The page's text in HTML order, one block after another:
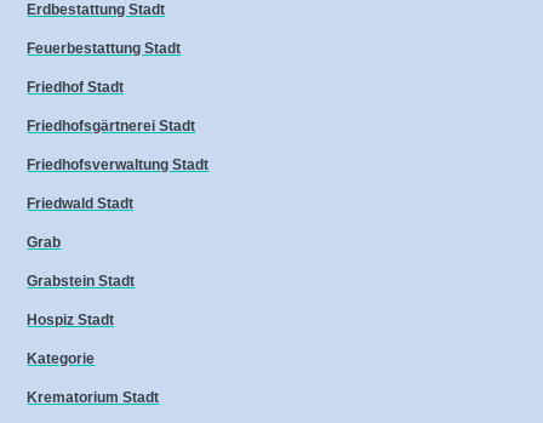
Erdbestattung Stadt
Feuerbestattung Stadt
Friedhof Stadt
Friedhofsgärtnerei Stadt
Friedhofsverwaltung Stadt
Friedwald Stadt
Grab
Grabstein Stadt
Hospiz Stadt
Kategorie
Krematorium Stadt